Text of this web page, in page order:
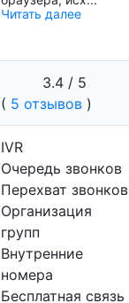
Читать далее
3.4 / 5
( 5 отзывов )
IVR
Очередь звонков
Перехват звонков
Организация
групп
Внутренние
номера
Бесплатная связь